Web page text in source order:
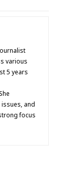
various
5 years
and
focus